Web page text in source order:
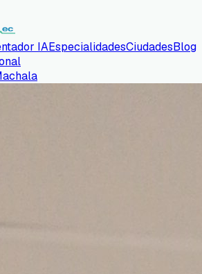
IAEspecialidadesCiudadesBlog